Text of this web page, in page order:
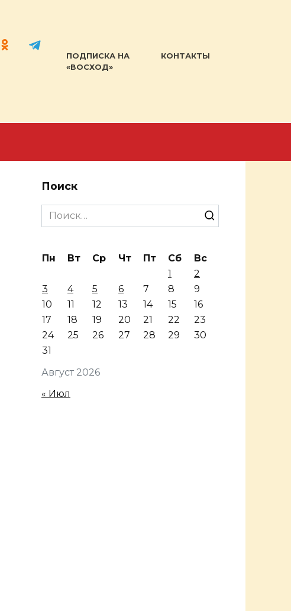
ПОДПИСКА НА
«ВОСХОД»
КОНТАКТЫ
Поиск
Search
for:
Август 2026
Пн Вт Ср Чт Пт Сб
Вс
1
2
3
4 5 6 7 8
9
10
11 12 13 14 15
16
17
18 19 20 21 22
23
24
25 26 27 28 29
30
31
« Июл